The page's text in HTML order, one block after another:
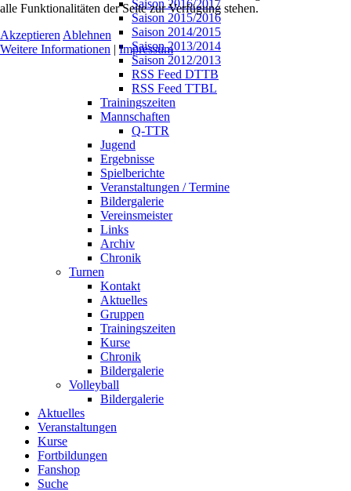
Saison 2016/2017
Saison 2015/2016
Saison 2014/2015
Saison 2013/2014
Saison 2012/2013
RSS Feed DTTB
RSS Feed TTBL
Trainingszeiten
Mannschaften
Q-TTR
Jugend
Ergebnisse
Spielberichte
Veranstaltungen / Termine
Bildergalerie
Vereinsmeister
Links
Archiv
Chronik
Turnen
Kontakt
Aktuelles
Gruppen
Trainingszeiten
Kurse
Chronik
Bildergalerie
Volleyball
Bildergalerie
Aktuelles
Veranstaltungen
Kurse
Fortbildungen
Fanshop
Suche
alle Funktionalitäten der Seite zur Verfügung stehen.
Akzeptieren Ablehnen
Weitere Informationen | Impressum